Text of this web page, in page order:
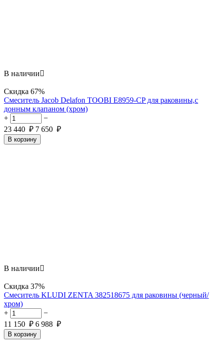
В наличии
Скидка 67%
Смеситель Jacob Delafon TOOBI E8959-CP для раковины,с
донным клапаном (хром)
+
−
23 440 ₽ 7 650 ₽
В корзину
В наличии
Скидка 37%
Смеситель KLUDI ZENTA 382518675 для раковины (черный/
хром)
+
−
11 150 ₽ 6 988 ₽
В корзину